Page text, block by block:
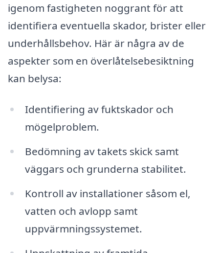
igenom fastigheten noggrant för att
identifiera eventuella skador, brister eller
underhållsbehov. Här är några av de
aspekter som en överlåtelsebesiktning
kan belysa:
Identifiering av fuktskador och
mögelproblem.
Bedömning av takets skick samt
väggars och grunderna stabilitet.
Kontroll av installationer såsom el,
vatten och avlopp samt
uppvärmningssystemet.